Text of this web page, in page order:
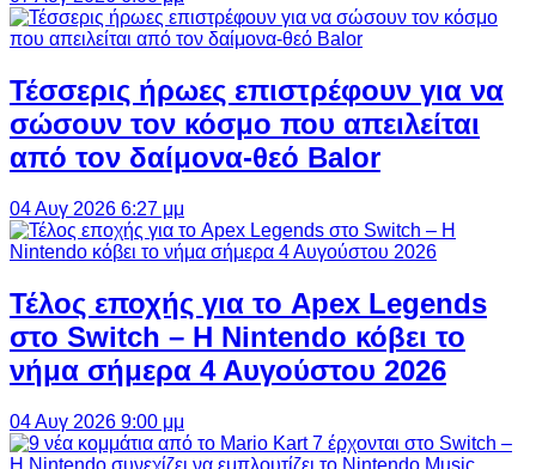
Τέσσερις ήρωες επιστρέφουν για να
σώσουν τον κόσμο που απειλείται
από τον δαίμονα-θεό Balor
04 Αυγ 2026 6:27 μμ
Τέλος εποχής για το Apex Legends
στο Switch – Η Nintendo κόβει το
νήμα σήμερα 4 Αυγούστου 2026
04 Αυγ 2026 9:00 μμ